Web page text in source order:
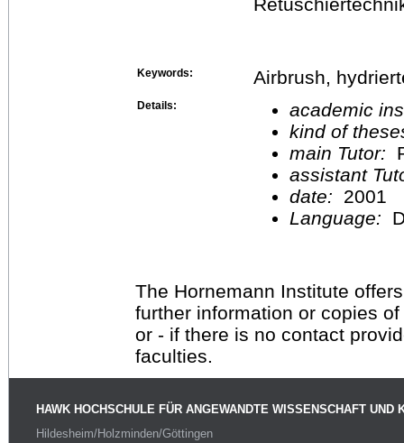
Keywords: Airbrush,
Details:
academic
kind of
main Tutor:
assistant
date:
2001
Language:
The Hornemann Institute
further information or copies
or - if there is no contact
faculties.
HAWK HOCHSCHULE FÜR ANGEWANDTE WISSENSCHAFT UND
Hildesheim/Holzminden/Göttingen